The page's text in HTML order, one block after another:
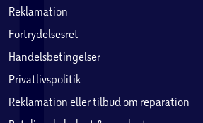
Reklamation
Fortrydelsesret
Handelsbetingelser
Privatlivspolitik
Reklamation eller tilbud om reparation